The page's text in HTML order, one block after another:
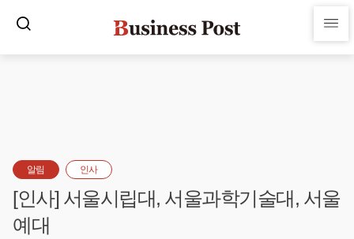
알림 인사
[인사] 서울시립대, 서울과학기술대, 서울
예대